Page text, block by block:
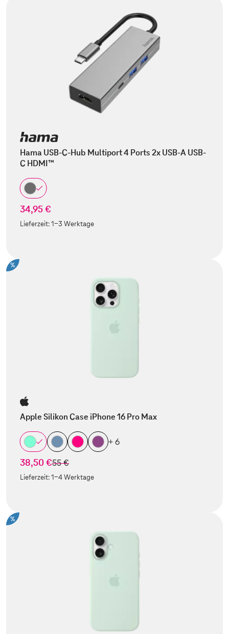
Hama USB-C-Hub Multiport 4 Ports 2x USB-A USB-
C HDMI™
34,95 €
Lieferzeit:1-3 Werktage
%
Apple Silikon Case iPhone 16 Pro Max
+ 6
38,50 €statt
55 €
Lieferzeit:1-4 Werktage
%